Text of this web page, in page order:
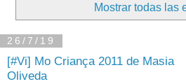
Mostrar todas las
26/7/19
[#Vi] Mo Criança 2011 de Masia
Oliveda